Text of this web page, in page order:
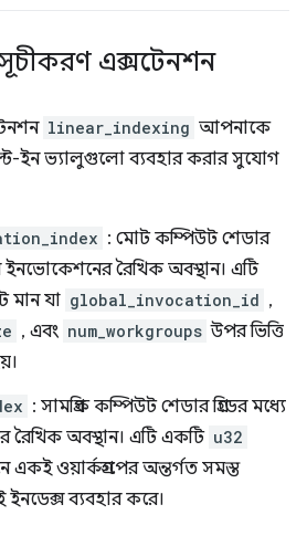
এক্সটেনশন
linear_indexing আপনাকে
ইন ভ্যালুগুলো ব্যবহার করার সুযোগ
: মোট কম্পিউট শেডার
ইনভোকেশনের রৈখিক অবস্থান। এটি
মান যা global_invocation_id ,
, এবং num_workgroups উপর ভিত্তি
: সামগ্রিক কম্পিউট শেডার গ্রিডের মধ্যে
রৈখিক অবস্থান। এটি একটি u32
একই ওয়ার্কগ্রুপের অন্তর্গত সমস্ত
ব্যবহার করে।